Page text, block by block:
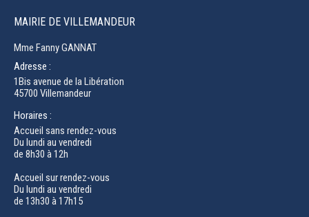
MAIRIE DE VILLEMANDEUR
Mme Fanny GANNAT
Adresse :
1Bis avenue de la Libération
45700 Villemandeur
Horaires :
Accueil sans rendez-vous
Du lundi au vendredi
de 8h30 à 12h
Accueil sur rendez-vous
Du lundi au vendredi
de 13h30 à 17h15